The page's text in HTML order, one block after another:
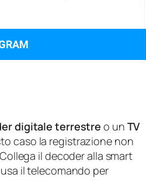
digitale terrestre o un TV
caso la registrazione non
il decoder alla smart
il telecomando per